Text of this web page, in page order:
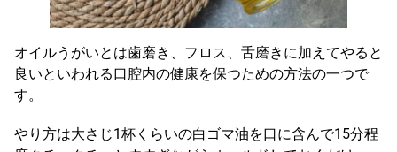
オイルうがいとは歯磨き、フロス、舌磨きに加えてやると
良いといわれる口腔内の健康を保つための方法の一つで
す。
やり方は大さじ1杯くらいの白ゴマ油を口に含んで15分程